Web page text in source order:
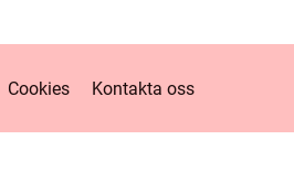
Cookies Kontakta oss